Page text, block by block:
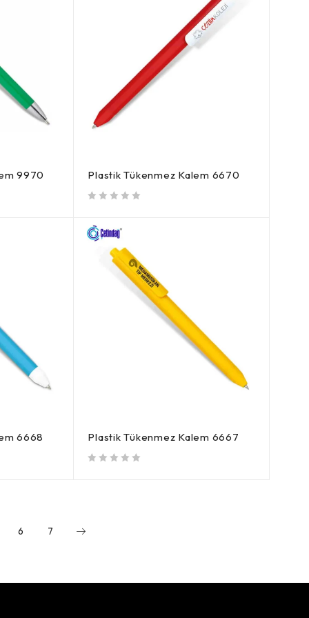
9970 Plastik Tükenmez Kalem 6670
6668 Plastik Tükenmez Kalem 6667
6 7